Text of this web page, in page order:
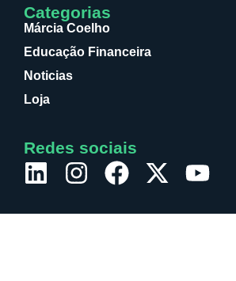
Categorias
Márcia Coelho
Educação Financeira
Noticias
Loja
Redes sociais